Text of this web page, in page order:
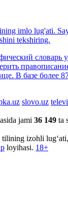
imlo lug'ati.
tekshiring.
словарь
В базе более
slovo.uz
jami 36 149 ta
izohli
loyihasi. 18+